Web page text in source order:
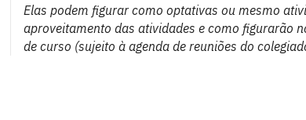
Elas podem figurar como optativas ou mesmo
aproveitamento das atividades e como figurarão
de curso (sujeito à agenda de reuniões do